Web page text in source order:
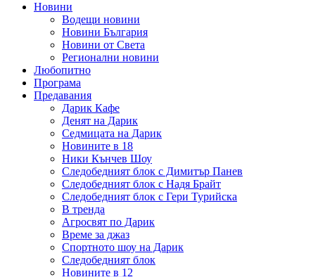
Новини
Водещи новини
Новини България
Новини от Света
Регионални новини
Любопитно
Програма
Предавания
Дарик Кафе
Денят на Дарик
Седмицата на Дарик
Новините в 18
Ники Кънчев Шоу
Следобедният блок с Димитър Панев
Следобедният блок с Надя Брайт
Следобедният блок с Гери Турийска
В тренда
Агросвят по Дарик
Време за джаз
Спортното шоу на Дарик
Следобедният блок
Новините в 12